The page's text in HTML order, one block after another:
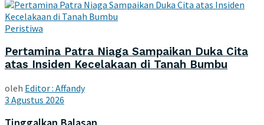
Peristiwa
Pertamina Patra Niaga Sampaikan Duka Cita
atas Insiden Kecelakaan di Tanah Bumbu
oleh Editor : Affandy
3 Agustus 2026